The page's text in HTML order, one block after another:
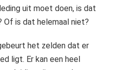
uit moet doen, is dat
Of is dat helemaal niet?
het zelden dat er
ligt. Er kan een heel